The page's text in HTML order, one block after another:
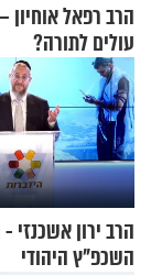
הרב רפאל אוחיון
עולים לתורה?
הרב ירון אשכנזי
השכפ"ץ היהודי